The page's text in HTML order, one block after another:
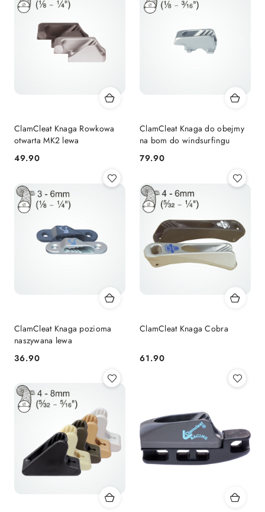
ClamCleat Knaga Rowkowa
otwarta MK2 lewa
Cena:
49.90
ClamCleat Knaga do obejmy
na bom do windsurfingu
Cena:
79.90
ClamCleat Knaga pozioma
naszywana lewa
Cena:
36.90
ClamCleat Knaga Cobra
Cena:
61.90